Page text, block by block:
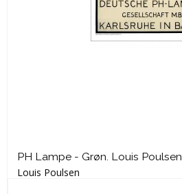
PH Lampe - Grøn. Louis Poulsen
Louis Poulsen